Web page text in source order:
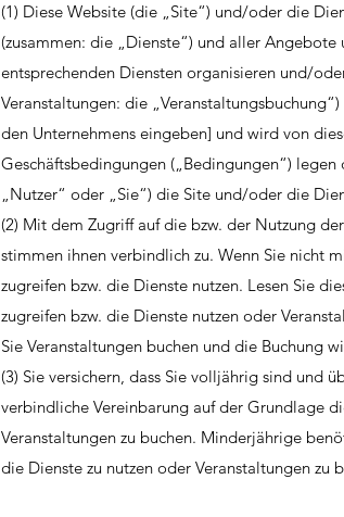
(1) Diese Website (die „Site“) und/oder die
(zusammen: die „Dienste“) und aller
entsprechenden Diensten organisieren und/
Veranstaltungen: die
den Unternehmens eingeben] und wird von
Geschäftsbedingungen („Bedingungen“)
„Nutzer“ oder „Sie“) die Site und/oder die
(2) Mit dem Zugriff auf die bzw. der Nutzung
stimmen ihnen verbindlich zu. Wenn Sie nicht
zugreifen bzw. die Dienste nutzen. Lesen Sie
zugreifen bzw. die Dienste nutzen oder
Sie Veranstaltungen buchen und die Buchung
(3) Sie versichern, dass Sie volljährig sind und
verbindliche Vereinbarung auf der Grundlage
Veranstaltungen zu buchen. Minderjährige
die Dienste zu nutzen oder Veranstaltungen zu